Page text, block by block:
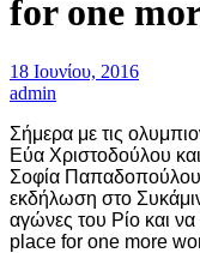
for one
18 Ιουνίου, 2016
admin
Σήμερα με τις
Εύα Χριστοδούλου
Σοφία Παπαδοπούλου
εκδήλωση στο
αγώνες του Ρίο και
place for one more